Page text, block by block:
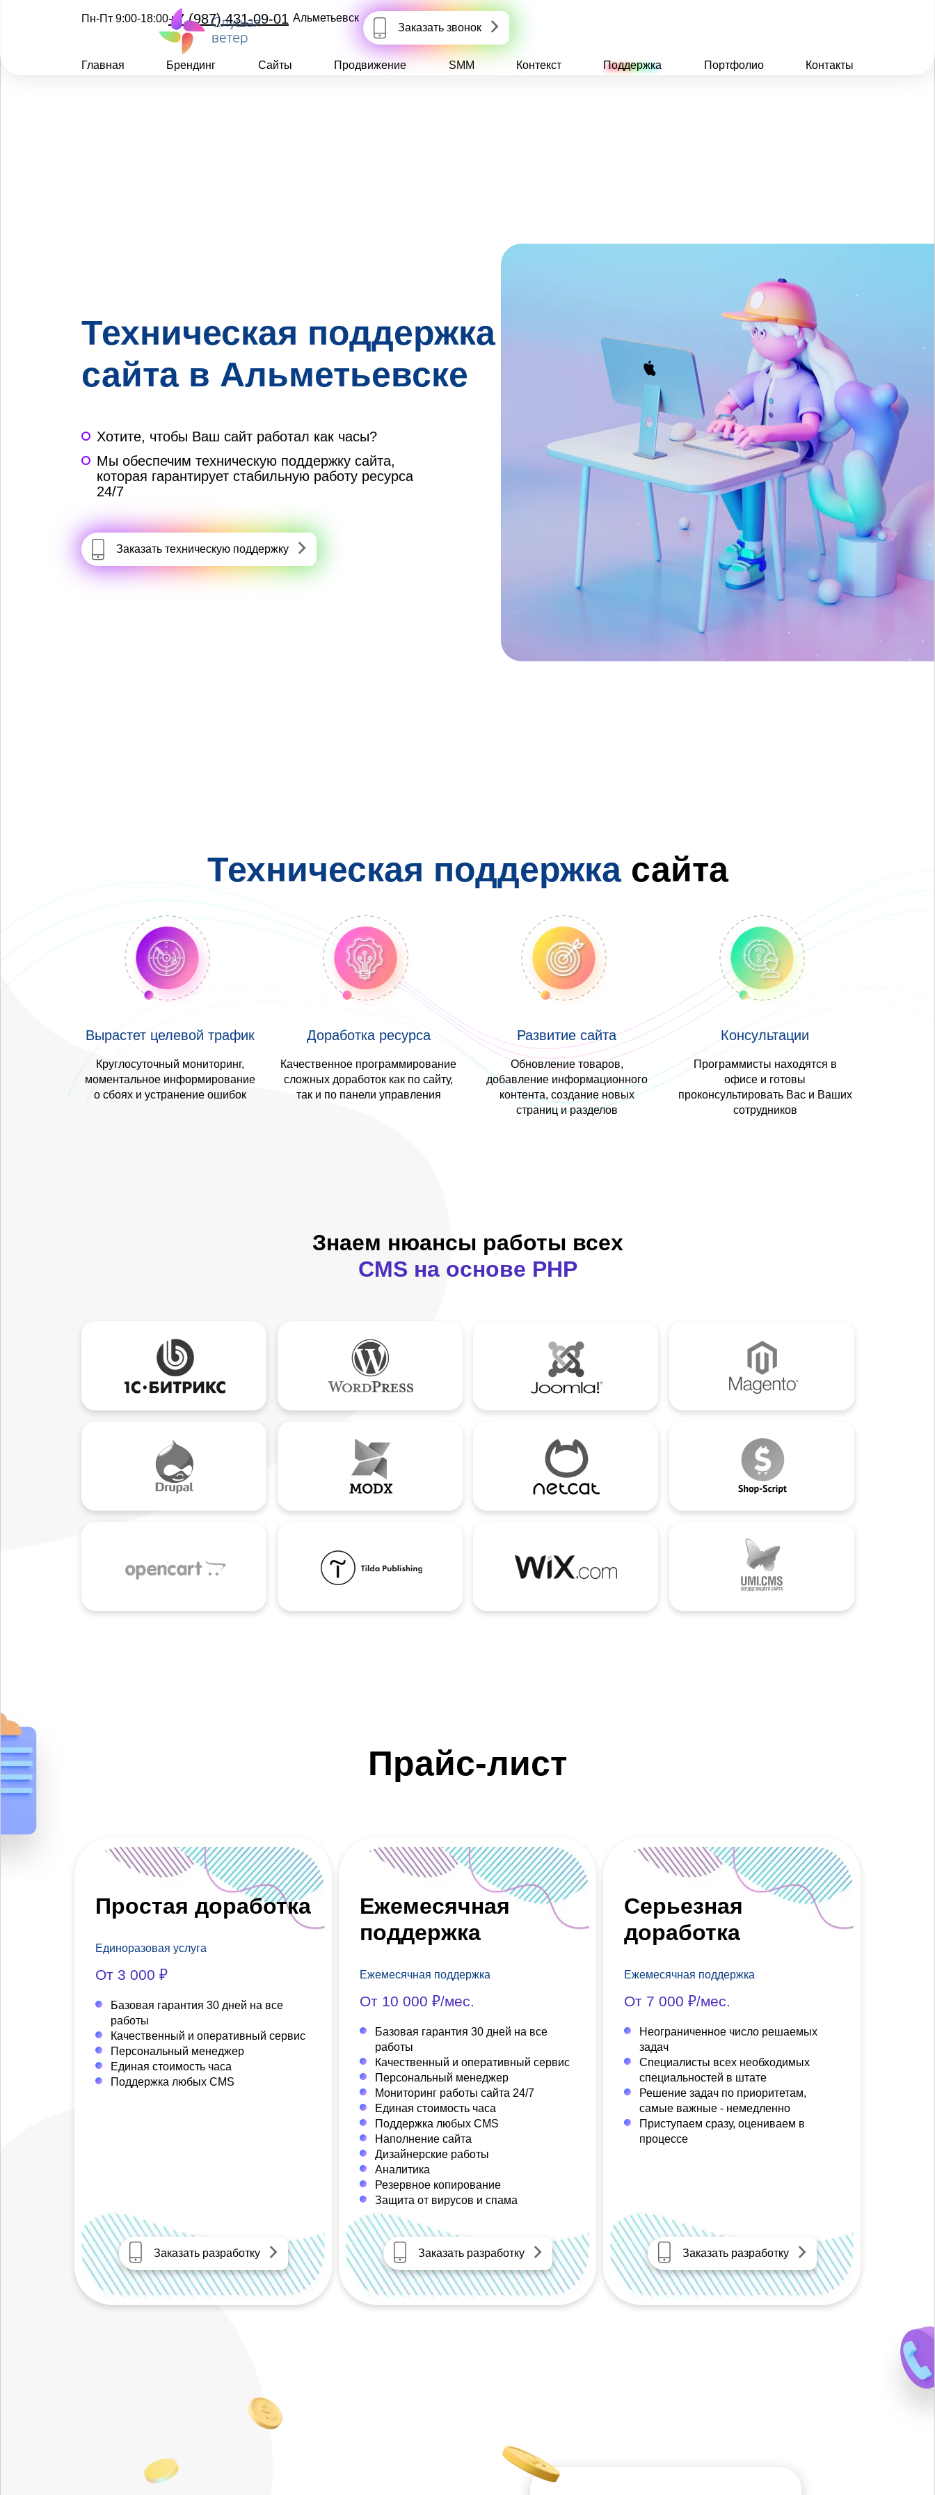
Пн-Пт 9:00-18:00+7 (987) 431-09-01 Альметьевск
Заказать звонок
Главная Брендинг Сайты Продвижение SMM Контекст Поддержка Портфолио Контакты
Техническая поддержка
сайта в Альметьевске
Хотите, чтобы Ваш сайт работал как часы?
Мы обеспечим техническую поддержку сайта,
которая гарантирует стабильную работу ресурса
24/7
Заказать техническую поддержку
Техническая поддержкасайта
Вырастет целевой трафик
Круглосуточный мониторинг,
моментальное информирование
о сбоях и устранение ошибок
Доработка ресурса
Качественное программирование
сложных доработок как по сайту,
так и по панели управления
Развитие сайта
Обновление товаров,
добавление информационного
контента, создание новых
страниц и разделов
Консультации
Программисты находятся в
офисе и готовы
проконсультировать Вас и Ваших
сотрудников
Знаем нюансы работы всех
CMS на основе PHP
Прайс-лист
Простая доработка
Единоразовая услуга
От 3 000 ₽
Базовая гарантия 30 дней на все
работы
Качественный и оперативный сервис
Персональный менеджер
Единая стоимость часа
Поддержка любых CMS
Заказать разработку
Ежемесячная
поддержка
Ежемесячная поддержка
От 10 000 ₽/мес.
Базовая гарантия 30 дней на все
работы
Качественный и оперативный сервис
Персональный менеджер
Мониторинг работы сайта 24/7
Единая стоимость часа
Поддержка любых CMS
Наполнение сайта
Дизайнерские работы
Аналитика
Резервное копирование
Защита от вирусов и спама
Заказать разработку
Серьезная
доработка
Ежемесячная поддержка
От 7 000 ₽/мес.
Неограниченное число решаемых
задач
Специалисты всех необходимых
специальностей в штате
Решение задач по приоритетам,
самые важные - немедленно
Приступаем сразу, оцениваем в
процессе
Заказать разработку